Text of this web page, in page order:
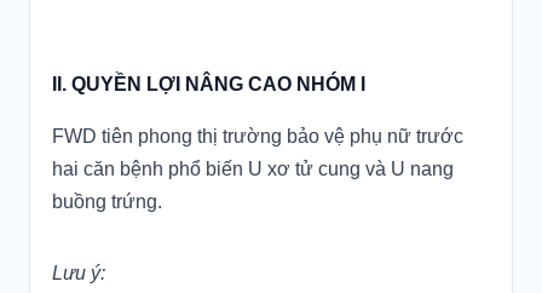
II. QUYỀN LỢI NÂNG CAO NHÓM I
FWD tiên phong thị trường bảo vệ phụ nữ trước
hai căn bệnh phổ biến U xơ tử cung và U nang
buồng trứng.
Lưu ý: